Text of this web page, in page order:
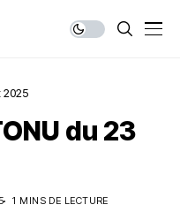
2025
du 23
1 MINS DE LECTURE